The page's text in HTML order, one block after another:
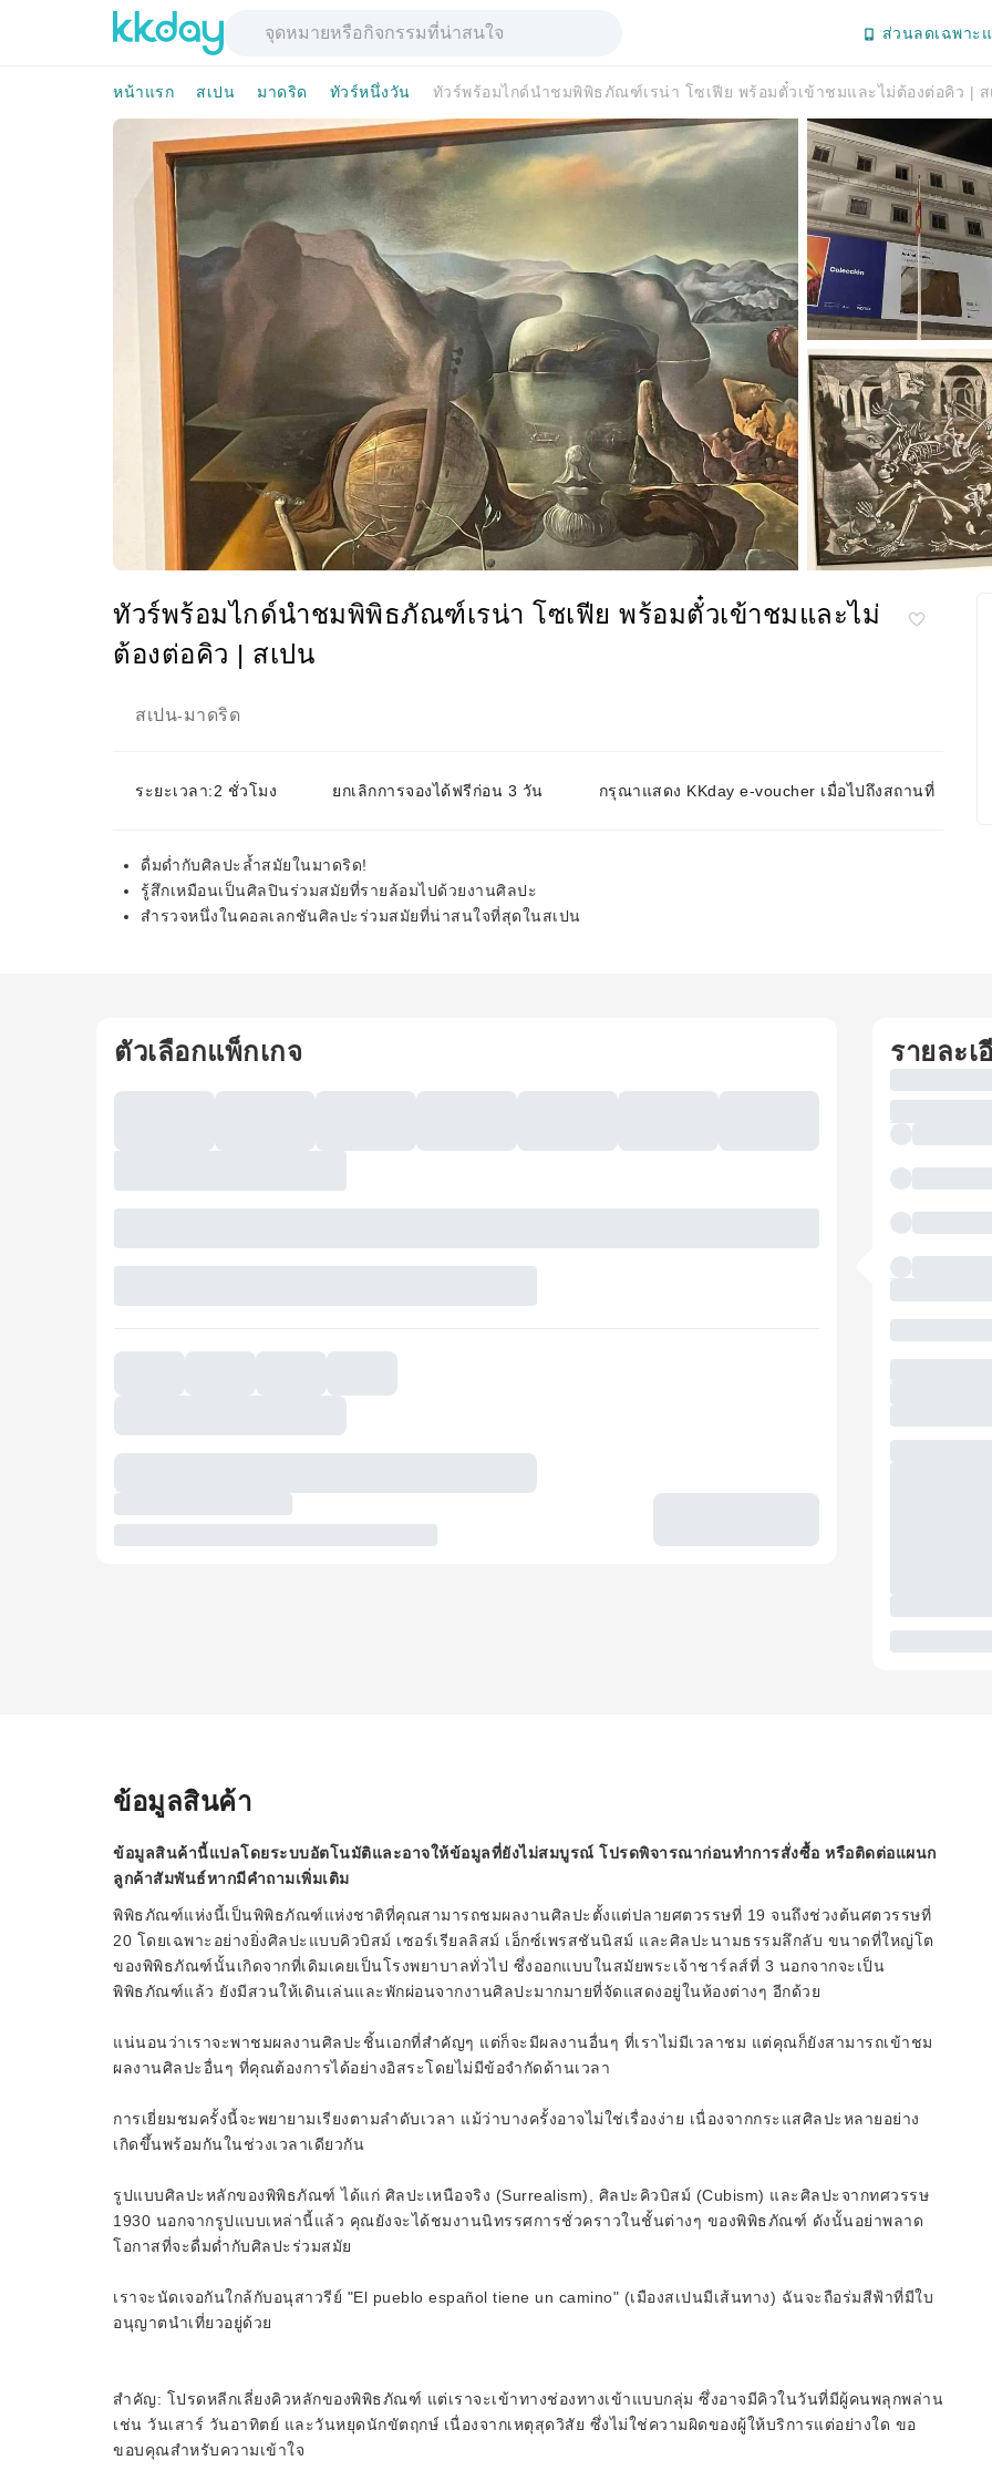
ส่วนลดเฉพาะ
หน้าแรก สเปน มาดริด ทัวร์หนึ่งวัน ทัวร์พร้อมไกด์นำชมพิพิธภัณฑ์เรน่า โซเฟีย พร้อมตั๋วเข้าชมและไม่ต้องต่อคิว | ส
ทัวร์พร้อมไกด์นำชมพิพิธภัณฑ์เรน่า โซเฟีย พร้อมตั๋วเข้าชมและไม่
ต้องต่อคิว | สเปน
สเปน-มาดริด
ระยะเวลา:2 ชั่วโมง ยกเลิกการจองได้ฟรีก่อน 3 วัน กรุณาแสดง KKday e-voucher เมื่อไปถึงสถานที่
ดื่มด่ำกับศิลปะล้ำสมัยในมาดริด!
รู้สึกเหมือนเป็นศิลปินร่วมสมัยที่รายล้อมไปด้วยงานศิลปะ
สำรวจหนึ่งในคอลเลกชันศิลปะร่วมสมัยที่น่าสนใจที่สุดในสเปน
ตัวเลือกแพ็กเกจ รายละเ
ข้อมูลสินค้า
ข้อมูลสินค้านี้แปลโดยระบบอัตโนมัติและอาจให้ข้อมูลที่ยังไม่สมบูรณ์ โปรดพิจารณาก่อนทำการสั่งซื้อ หรือติดต่อแผนก
ลูกค้าสัมพันธ์หากมีคำถามเพิ่มเติม
พิพิธภัณฑ์แห่งนี้เป็นพิพิธภัณฑ์แห่งชาติที่คุณสามารถชมผลงานศิลปะตั้งแต่ปลายศตวรรษที่ 19 จนถึงช่วงต้นศตวรรษที่
20 โดยเฉพาะอย่างยิ่งศิลปะแบบคิวบิสม์ เซอร์เรียลลิสม์ เอ็กซ์เพรสชันนิสม์ และศิลปะนามธรรมลึกลับ ขนาดที่ใหญ่โต
ของพิพิธภัณฑ์นั้นเกิดจากที่เดิมเคยเป็นโรงพยาบาลทั่วไป ซึ่งออกแบบในสมัยพระเจ้าชาร์ลส์ที่ 3 นอกจากจะเป็น
พิพิธภัณฑ์แล้ว ยังมีสวนให้เดินเล่นและพักผ่อนจากงานศิลปะมากมายที่จัดแสดงอยู่ในห้องต่างๆ อีกด้วย
แน่นอนว่าเราจะพาชมผลงานศิลปะชิ้นเอกที่สำคัญๆ แต่ก็จะมีผลงานอื่นๆ ที่เราไม่มีเวลาชม แต่คุณก็ยังสามารถเข้าชม
ผลงานศิลปะอื่นๆ ที่คุณต้องการได้อย่างอิสระโดยไม่มีข้อจำกัดด้านเวลา
การเยี่ยมชมครั้งนี้จะพยายามเรียงตามลำดับเวลา แม้ว่าบางครั้งอาจไม่ใช่เรื่องง่าย เนื่องจากกระแสศิลปะหลายอย่าง
เกิดขึ้นพร้อมกันในช่วงเวลาเดียวกัน
รูปแบบศิลปะหลักของพิพิธภัณฑ์ ได้แก่ ศิลปะเหนือจริง (Surrealism), ศิลปะคิวบิสม์ (Cubism) และศิลปะจากทศวรรษ
1930 นอกจากรูปแบบเหล่านี้แล้ว คุณยังจะได้ชมงานนิทรรศการชั่วคราวในชั้นต่างๆ ของพิพิธภัณฑ์ ดังนั้นอย่าพลาด
โอกาสที่จะดื่มด่ำกับศิลปะร่วมสมัย
เราจะนัดเจอกันใกล้กับอนุสาวรีย์ "El pueblo español tiene un camino" (เมืองสเปนมีเส้นทาง) ฉันจะถือร่มสีฟ้าที่มีใบ
อนุญาตนำเที่ยวอยู่ด้วย
สำคัญ: โปรดหลีกเลี่ยงคิวหลักของพิพิธภัณฑ์ แต่เราจะเข้าทางช่องทางเข้าแบบกลุ่ม ซึ่งอาจมีคิวในวันที่มีผู้คนพลุกพล่าน
เช่น วันเสาร์ วันอาทิตย์ และวันหยุดนักขัตฤกษ์ เนื่องจากเหตุสุดวิสัย ซึ่งไม่ใช่ความผิดของผู้ให้บริการแต่อย่างใด ขอ
ขอบคุณสำหรับความเข้าใจ